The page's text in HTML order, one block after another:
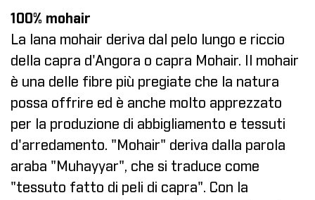
100% mohair
La lana mohair deriva dal pelo lungo e riccio
della capra d'Angora o capra Mohair. Il mohair
è una delle fibre più pregiate che la natura
possa offrire ed è anche molto apprezzato
per la produzione di abbigliamento e tessuti
d'arredamento. "Mohair" deriva dalla parola
araba "Muhayyar", che si traduce come
"tessuto fatto di peli di capra". Con la